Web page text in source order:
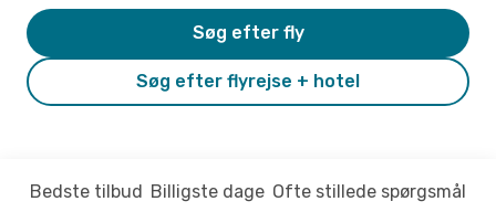
Søg efter flyrejse + hotel
Søg efter fly
Bedste tilbud Billigste dage Ofte stillede spørgsmål